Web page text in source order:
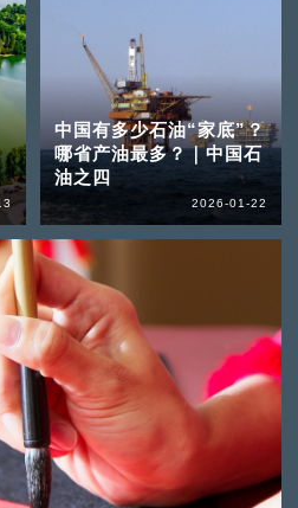
中国有多少石油“家底”？
哪省产油最多？｜中国石
油之四
2026-01-22